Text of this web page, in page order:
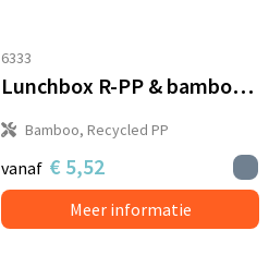
6333
Lunchbox R-PP & bamboe met bestek - 1L
Bamboo, Recycled PP
vanaf € 5,52
Meer informatie